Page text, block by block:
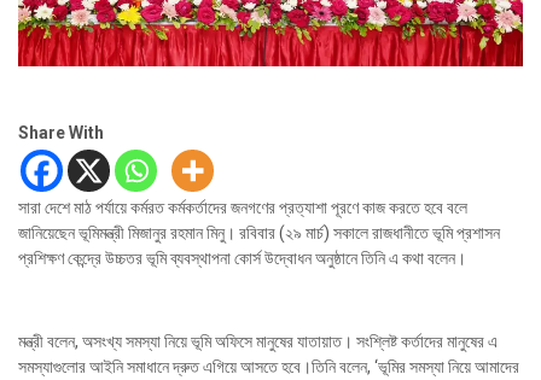
Share With
সারা দেশে মাঠ পর্যায়ে কর্মরত কর্মকর্তাদের জনগণের প্রত্যাশা পূরণে কাজ করতে হবে বলে
জানিয়েছেন ভূমিমন্ত্রী মিজানুর রহমান মিনু। রবিবার (২৯ মার্চ) সকালে রাজধানীতে ভূমি প্রশাসন
প্রশিক্ষণ কেন্দ্রে উচ্চতর ভূমি ব্যবস্থাপনা কোর্স উদ্বোধন অনুষ্ঠানে তিনি এ কথা বলেন।
মন্ত্রী বলেন, অসংখ্য সমস্যা নিয়ে ভূমি অফিসে মানুষের যাতায়াত। সংশ্লিষ্ট কর্তাদের মানুষের এ
সমস্যাগুলোর আইনি সমাধানে দ্রুত এগিয়ে আসতে হবে।তিনি বলেন, ‘ভূমির সমস্যা নিয়ে আমাদের